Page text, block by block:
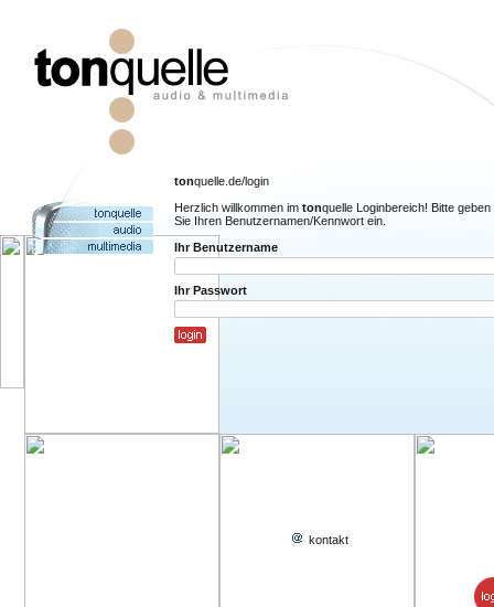
tonquelle.de/login
Herzlich willkommen im tonquelle Loginbereich! Bitte geben
Sie Ihren Benutzernamen/Kennwort ein.
Ihr Benutzername
Ihr Passwort
kontakt